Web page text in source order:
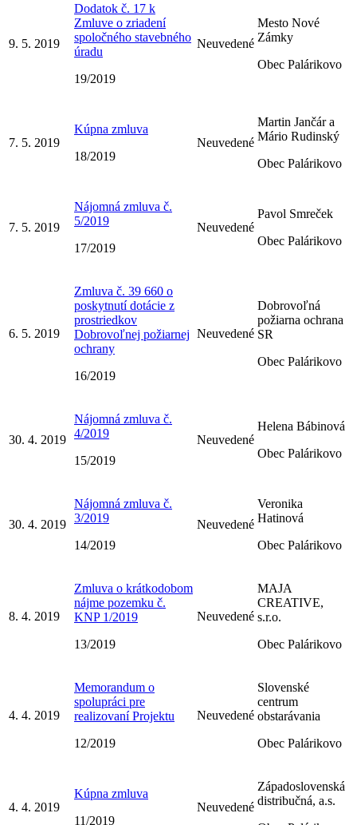
9. 5. 2019
Dodatok č. 17 k
Zmluve o zriadení
spoločného stavebného
úradu
19/2019
Neuvedené
Mesto Nové
Zámky
Obec Palárikovo
7. 5. 2019
Kúpna zmluva
18/2019
Neuvedené
Martin Jančár a
Mário Rudinský
Obec Palárikovo
7. 5. 2019
Nájomná zmluva č.
5/2019
17/2019
Neuvedené
Pavol Smreček
Obec Palárikovo
6. 5. 2019
Zmluva č. 39 660 o
poskytnutí dotácie z
prostriedkov
Dobrovoľnej požiarnej
ochrany
16/2019
Neuvedené
Dobrovoľná
požiarna ochrana
SR
Obec Palárikovo
30. 4. 2019
Nájomná zmluva č.
4/2019
15/2019
Neuvedené
Helena Bábinová
Obec Palárikovo
30. 4. 2019
Nájomná zmluva č.
3/2019
14/2019
Neuvedené
Veronika
Hatinová
Obec Palárikovo
8. 4. 2019
Zmluva o krátkodobom
nájme pozemku č.
KNP 1/2019
13/2019
Neuvedené
MAJA
CREATIVE,
s.r.o.
Obec Palárikovo
4. 4. 2019
Memorandum o
spolupráci pre
realizovaní Projektu
12/2019
Neuvedené
Slovenské
centrum
obstarávania
Obec Palárikovo
4. 4. 2019
Kúpna zmluva
11/2019
Neuvedené
Západoslovenská
distribučná, a.s.